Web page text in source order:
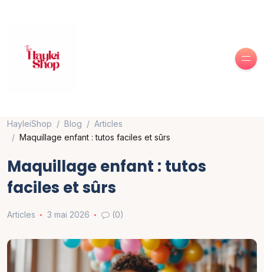
HayleiShop Blog
Articles
Maquillage enfant : tutos faciles et sûrs
Maquillage enfant : tutos
faciles et sûrs
Articles 3 mai 2026 (0)